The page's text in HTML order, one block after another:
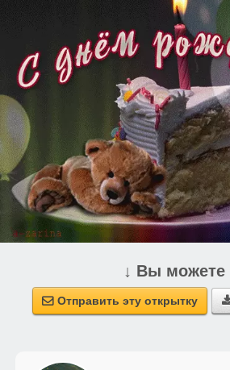
↓ Вы можете
 Отправить эту открытку